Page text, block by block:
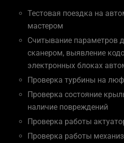
Тестовая поездка на
мастером
Считывание параметров
сканером, выявление
электронных блоках
Проверка турбины на
Проверка состояние
наличие повреждений
Проверка работы
Проверка работы